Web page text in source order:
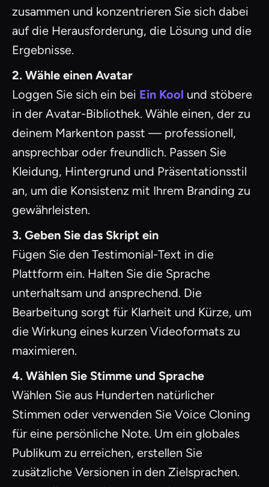
zusammen und konzentrieren Sie sich dabei
auf die Herausforderung, die Lösung und die
Ergebnisse.
2. Wähle einen Avatar
Loggen Sie sich ein bei Ein Kool und stöbere
in der Avatar-Bibliothek. Wähle einen, der zu
deinem Markenton passt — professionell,
ansprechbar oder freundlich. Passen Sie
Kleidung, Hintergrund und Präsentationsstil
an, um die Konsistenz mit Ihrem Branding zu
gewährleisten.
3. Geben Sie das Skript ein
Fügen Sie den Testimonial-Text in die
Plattform ein. Halten Sie die Sprache
unterhaltsam und ansprechend. Die
Bearbeitung sorgt für Klarheit und Kürze, um
die Wirkung eines kurzen Videoformats zu
maximieren.
4. Wählen Sie Stimme und Sprache
Wählen Sie aus Hunderten natürlicher
Stimmen oder verwenden Sie Voice Cloning
für eine persönliche Note. Um ein globales
Publikum zu erreichen, erstellen Sie
zusätzliche Versionen in den Zielsprachen.